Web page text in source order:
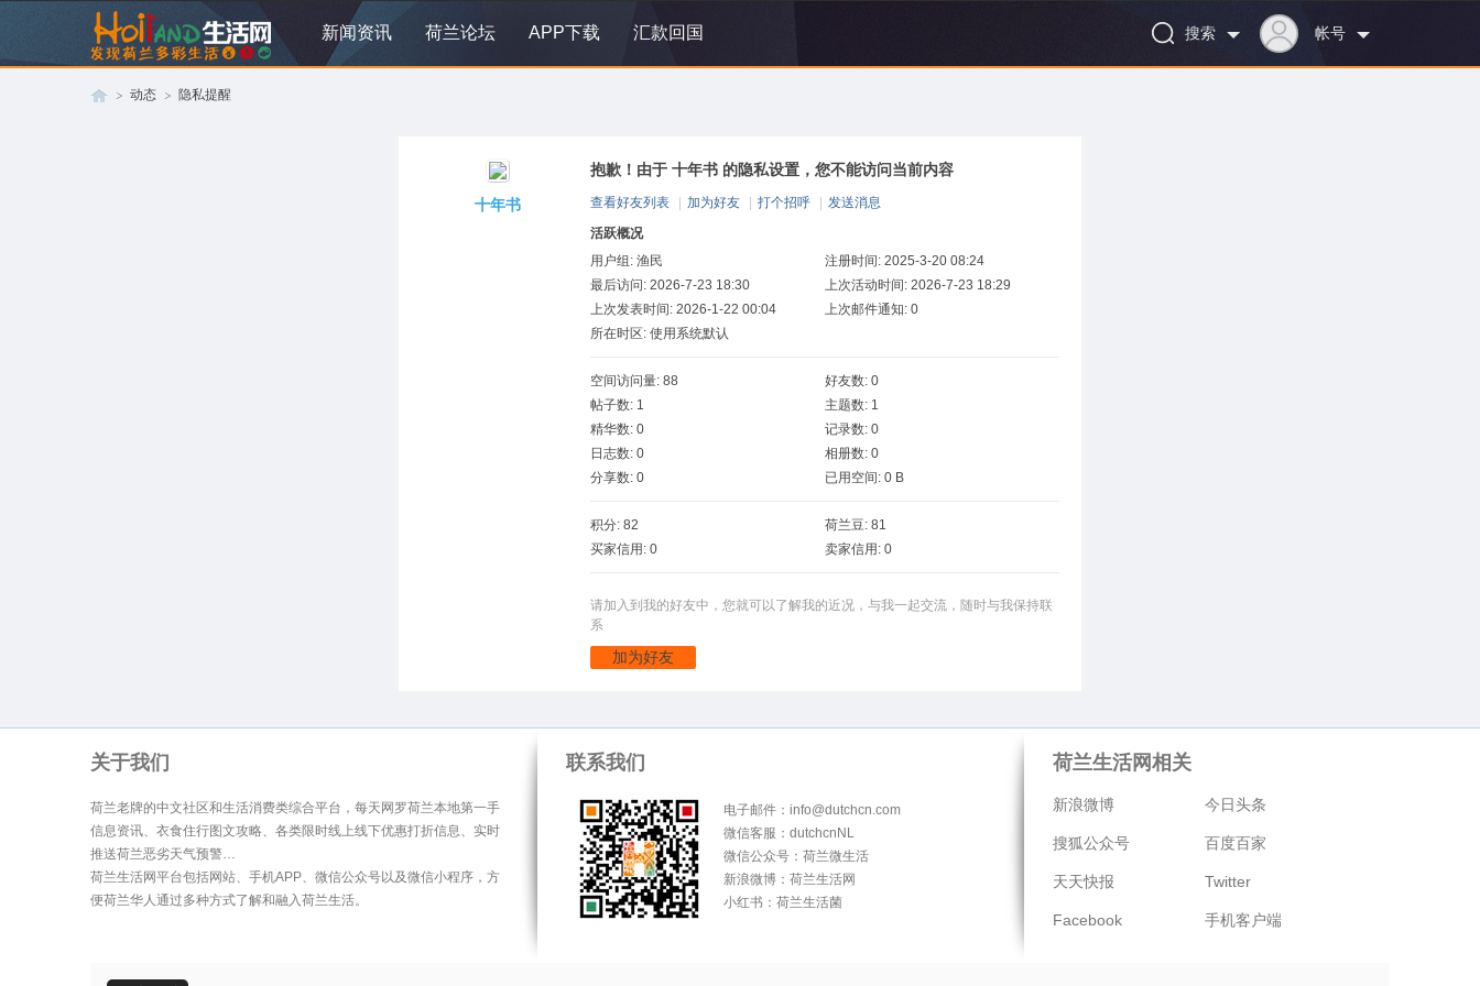
新闻资讯 荷兰论坛 APP下载 汇款回国 帐号
搜索
活
动态 隐私提醒
十年书
抱歉！由于 十年书 的隐私设置，您不能访问当前内容
查看好友列表 加为好友 打个招呼
发送消息
活跃概况
用户组: 渔民
注册时间: 2025-3-20 08:24
最后访问: 2026-7-23 18:30
上次活动时间: 2026-7-23 18:29
上次发表时间: 2026-1-22 00:04
上次邮件通知: 0
所在时区: 使用系统默认
空间访问量: 88
好友数: 0
帖子数: 1
主题数: 1
精华数: 0
记录数: 0
日志数: 0
相册数: 0
分享数: 0
已用空间: 0 B
积分: 82
荷兰豆: 81
买家信用: 0
卖家信用: 0
请加入到我的好友中，您就可以了解我的近况，与我一起交流，随时与我保持联
系
加为好友
关于我们
荷兰老牌的中文社区和生活消费类综合平台，每天网罗荷兰本地第一手
信息资讯、衣食住行图文攻略、各类限时线上线下优惠打折信息、实时
推送荷兰恶劣天气预警…
荷兰生活网平台包括网站、手机APP、微信公众号以及微信小程序，方
便荷兰华人通过多种方式了解和融入荷兰生活。
联系我们
电子邮件：info@dutchcn.com
微信客服：dutchcnNL
微信公众号：荷兰微生活
新浪微博：荷兰生活网
小红书：荷兰生活菌
荷兰生活网相关
新浪微博 今日头条
搜狐公众号 百度百家
天天快报 Twitter
Facebook 手机客户端